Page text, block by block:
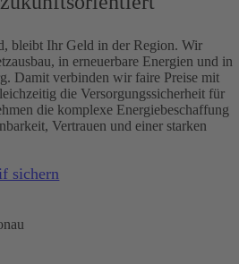
bleibt Ihr Geld in der Region. Wir
in erneuerbare Energien und in
Damit verbinden wir faire Preise mit
die Versorgungssicherheit für
die komplexe Energiebeschaffung
Vertrauen und einer starken
sichern